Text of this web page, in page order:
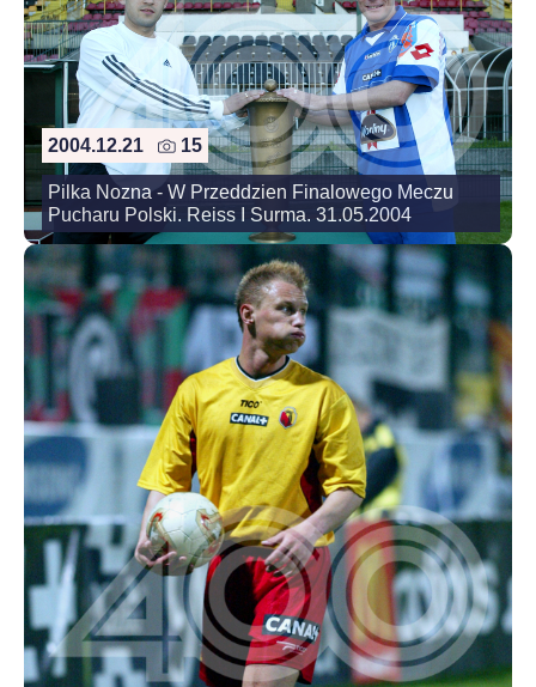
2004.12.21 15
Pilka Nozna - W Przeddzien Finalowego Meczu
Pucharu Polski. Reiss I Surma. 31.05.2004